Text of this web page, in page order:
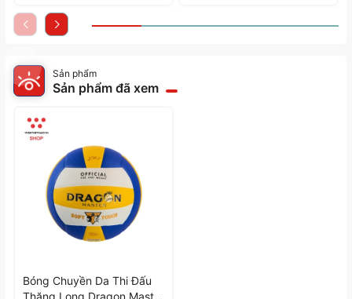
Sản phẩm
Sản phẩm đã xem
Bóng Chuyền Da Thi Đấu
Thăng Long Dragon Master